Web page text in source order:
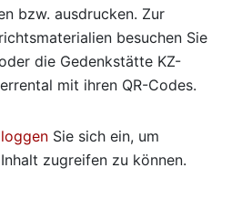
bzw. ausdrucken. Zur
besuchen Sie
die Gedenkstätte KZ-
mit ihren QR-Codes.
loggen Sie sich ein, um
zugreifen zu können.